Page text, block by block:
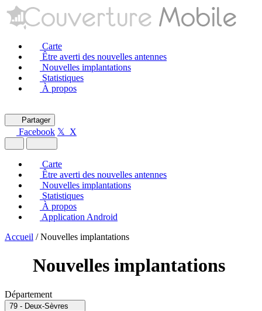
Carte
Être averti des nouvelles antennes
Nouvelles implantations
Statistiques
À propos
Partager
Facebook 𝕏 X
Carte
Être averti des nouvelles antennes
Nouvelles implantations
Statistiques
À propos
Application Android
Accueil / Nouvelles implantations
Nouvelles implantations
Département
79 - Deux-Sèvres